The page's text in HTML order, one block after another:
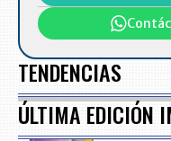
TENDENCIAS
ÚLTIMA EDICIÓN